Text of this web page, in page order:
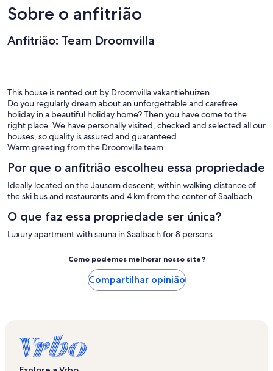
Sobre o anfitrião
Anfitrião: Team Droomvilla
This house is rented out by Droomvilla vakantiehuizen.
Do you regularly dream about an unforgettable and carefree
holiday in a beautiful holiday home? Then you have come to the
right place. We have personally visited, checked and selected all our
houses, so quality is assured and guaranteed.
Warm greeting from the Droomvilla team
Por que o anfitrião escolheu essa propriedade
Ideally located on the Jausern descent, within walking distance of
the ski bus and restaurants and 4 km from the center of Saalbach.
O que faz essa propriedade ser única?
Luxury apartment with sauna in Saalbach for 8 persons
Como podemos melhorar nosso site?
Compartilhar opinião